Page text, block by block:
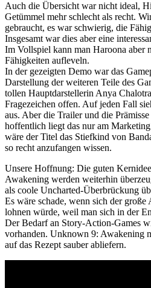
Auch die Übersicht war nicht ideal,
Getümmel mehr schlecht als recht.
gebraucht, es war schwierig, die
Insgesamt war dies aber eine
Im Vollspiel kann man Haroona aber
Fähigkeiten aufleveln.
In der gezeigten Demo war das
Darstellung der weiteren Teile des
tollen Hauptdarstellerin Anya
Fragezeichen offen. Auf jeden Fall
aus. Aber die Trailer und die
hoffentlich liegt das nur am
wäre der Titel das Stiefkind von
so recht anzufangen wissen.
Unsere Hoffnung: Die guten
Awakening werden weiterhin
als coole Uncharted-Überbrückung
Es wäre schade, wenn sich der
lohnen würde, weil man sich in der
Der Bedarf an Story-Action-Games
vorhanden. Unknown 9: Awakening
auf das Rezept sauber abliefern.